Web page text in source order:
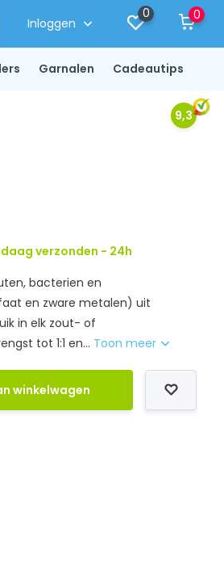
Inloggen
0 0
Garnalen Cadeautips
9,3
verzonden - 24h
bacterien en
en zware metalen) uit
in elk zout- of
tot 1:1 en... Toon meer
winkelwagen